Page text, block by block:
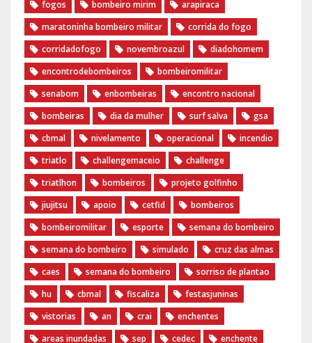
fogos bombeiro mirim
arapiraca
maratoninha bombeiro militar
corrida do fogo
corridadofogo
novembroazul
diadohomem
encontrodebombeiros
bombeiromilitar
senabom
enbombeiras
encontro nacional
bombeiras
dia da mulher surf salva
gsa
cbmal
nivelamento operacional
incendio
triatlo
challengemaceio
challenge
triatlhon
bombeiros
projeto golfinho
jiujitsu
apoio cetfid
bombeiros
bombeiromilitar
esporte
semana do bombeiro
semana do bombeiro
simulado
cruz das almas
caes
semana do bombeiro
sorriso de plantao
hu
cbmal fiscaliza
festasjuninas
vistorias
an crai
enchentes
areas inundadas
sep cedec
enchente